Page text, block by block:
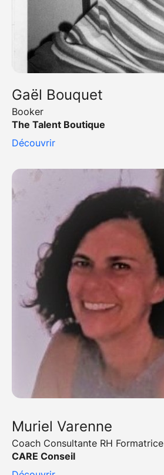
Gaël Bouquet
Booker
The Talent Boutique
Découvrir
Muriel Varenne
Coach Consultante RH Formatrice
CARE Conseil